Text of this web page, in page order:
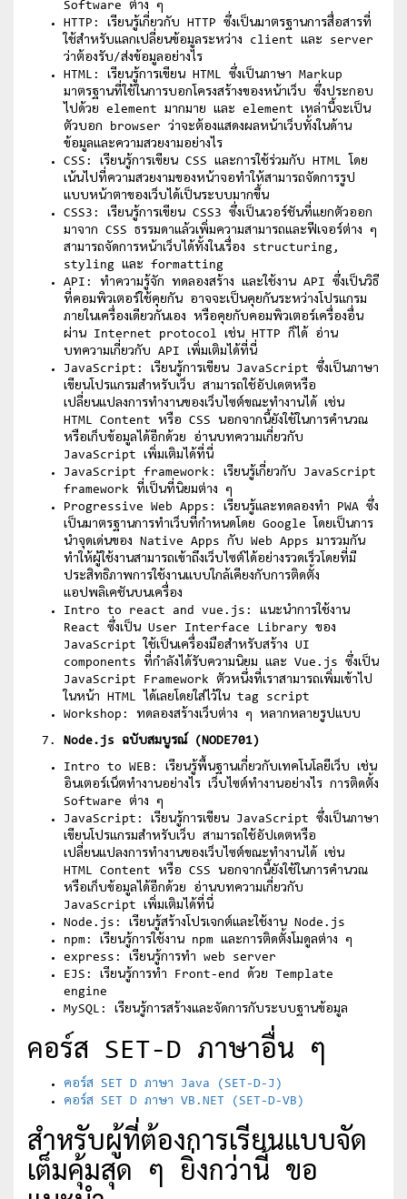
Software ต่าง ๆ
HTTP: เรียนรู้เกี่ยวกับ HTTP ซึ่งเป็นมาตรฐานการสื่อสารที่
ใช้สำหรับแลกเปลี่ยนข้อมูลระหว่าง client และ server
ว่าต้องรับ/ส่งข้อมูลอย่างไร
HTML: เรียนรู้การเขียน HTML ซึ่งเป็นภาษา Markup
มาตรฐานที่ใช้ในการบอกโครงสร้างของหน้าเว็บ ซึ่งประกอบ
ไปด้วย element มากมาย และ element เหล่านี้จะเป็น
ตัวบอก browser ว่าจะต้องแสดงผลหน้าเว็บทั้งในด้าน
ข้อมูลและความสวยงามอย่างไร
CSS: เรียนรู้การเขียน CSS และการใช้ร่วมกับ HTML โดย
เน้นไปที่ความสวยงามของหน้าจอทำให้สามารถจัดการรูป
แบบหน้าตาของเว็บได้เป็นระบบมากขึ้น
CSS3: เรียนรู้การเขียน CSS3 ซึ่งเป็นเวอร์ชันที่แยกตัวออก
มาจาก CSS ธรรมดาแล้วเพิ่มความสามารถและฟีเจอร์ต่าง ๆ
สามารถจัดการหน้าเว็บได้ทั้งในเรื่อง structuring,
styling และ formatting
API: ทำความรู้จัก ทดลองสร้าง และใช้งาน API ซึ่งเป็นวิธี
ที่คอมพิวเตอร์ใช้คุยกัน อาจจะเป็นคุยกันระหว่างโปรแกรม
ภายในเครื่องเดียวกันเอง หรือคุยกับคอมพิวเตอร์เครื่องอื่น
ผ่าน Internet protocol เช่น HTTP ก็ได้ อ่าน
บทความเกี่ยวกับ API เพิ่มเติมได้ที่นี่
JavaScript: เรียนรู้การเขียน JavaScript ซึ่งเป็นภาษา
เขียนโปรแกรมสำหรับเว็บ สามารถใช้อัปเดตหรือ
เปลี่ยนแปลงการทำงานของเว็บไซต์ขณะทำงานได้ เช่น
HTML Content หรือ CSS นอกจากนี้ยังใช้ในการคำนวณ
หรือเก็บข้อมูลได้อีกด้วย อ่านบทความเกี่ยวกับ
JavaScript เพิ่มเติมได้ที่นี่
JavaScript framework: เรียนรู้เกี่ยวกับ JavaScript
framework ที่เป็นที่นิยมต่าง ๆ
Progressive Web Apps: เรียนรู้และทดลองทำ PWA ซึ่ง
เป็นมาตรฐานการทำเว็บที่กำหนดโดย Google โดยเป็นการ
นำจุดเด่นของ Native Apps กับ Web Apps มารวมกัน
ทำให้ผู้ใช้งานสามารถเข้าถึงเว็บไซต์ได้อย่างรวดเร็วโดยที่มี
ประสิทธิภาพการใช้งานแบบใกล้เคียงกับการติดตั้ง
แอปพลิเคชันบนเครื่อง
Intro to react and vue.js: แนะนำการใช้งาน
React ซึ่งเป็น User Interface Library ของ
JavaScript ใช้เป็นเครื่องมือสำหรับสร้าง UI
components ที่กำลังได้รับความนิยม และ Vue.js ซึ่งเป็น
JavaScript Framework ตัวหนึ่งที่เราสามารถเพิ่มเข้าไป
ในหน้า HTML ได้เลยโดยใส่ไว้ใน tag script
Workshop: ทดลองสร้างเว็บต่าง ๆ หลากหลายรูปแบบ
Node.js ฉบับสมบูรณ์ (NODE701)
Intro to WEB: เรียนรู้พื้นฐานเกี่ยวกับเทคโนโลยีเว็บ เช่น
อินเตอร์เน็ตทำงานอย่างไร เว็บไซต์ทำงานอย่างไร การติดตั้ง
Software ต่าง ๆ
JavaScript: เรียนรู้การเขียน JavaScript ซึ่งเป็นภาษา
เขียนโปรแกรมสำหรับเว็บ สามารถใช้อัปเดตหรือ
เปลี่ยนแปลงการทำงานของเว็บไซต์ขณะทำงานได้ เช่น
HTML Content หรือ CSS นอกจากนี้ยังใช้ในการคำนวณ
หรือเก็บข้อมูลได้อีกด้วย อ่านบทความเกี่ยวกับ
JavaScript เพิ่มเติมได้ที่นี่
Node.js: เรียนรู้สร้างโปรเจกต์และใช้งาน Node.js
npm: เรียนรู้การใช้งาน npm และการติดตั้งโมดูลต่าง ๆ
express: เรียนรู้การทำ web server
EJS: เรียนรู้การทำ Front-end ด้วย Template
engine
MySQL: เรียนรู้การสร้างและจัดการกับระบบฐานข้อมูล
คอร์ส SET-D ภาษาอื่น ๆ
คอร์ส SET D ภาษา Java (SET-D-J)
คอร์ส SET D ภาษา VB.NET (SET-D-VB)
สำหรับผู้ที่ต้องการเรียนแบบจัด
เต็มคุ้มสุด ๆ ยิ่งกว่านี้ ขอ